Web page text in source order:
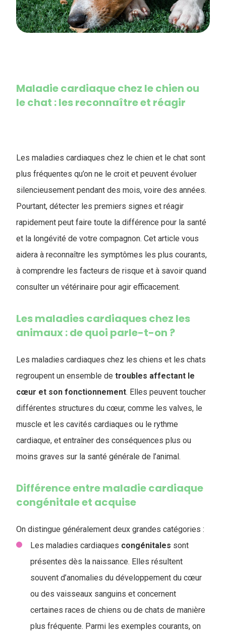
Maladie cardiaque chez le chien ou
le chat : les reconnaître et réagir
Les maladies cardiaques chez le chien et le chat sont
plus fréquentes qu’on ne le croit et peuvent évoluer
silencieusement pendant des mois, voire des années.
Pourtant, détecter les premiers signes et réagir
rapidement peut faire toute la différence pour la santé
et la longévité de votre compagnon. Cet article vous
aidera à reconnaître les symptômes les plus courants,
à comprendre les facteurs de risque et à savoir quand
consulter un vétérinaire pour agir efficacement.
Les maladies cardiaques chez les
animaux : de quoi parle-t-on ?
Les maladies cardiaques chez les chiens et les chats
regroupent un ensemble de troubles affectant le
cœur et son fonctionnement. Elles peuvent toucher
différentes structures du cœur, comme les valves, le
muscle et les cavités cardiaques ou le rythme
cardiaque, et entraîner des conséquences plus ou
moins graves sur la santé générale de l’animal.
Différence entre maladie cardiaque
congénitale et acquise
​​On distingue généralement deux grandes catégories :
Les maladies cardiaques congénitales sont
présentes dès la naissance. Elles résultent
souvent d’anomalies du développement du cœur
ou des vaisseaux sanguins et concernent
certaines races de chiens ou de chats de manière
plus fréquente. Parmi les exemples courants, on